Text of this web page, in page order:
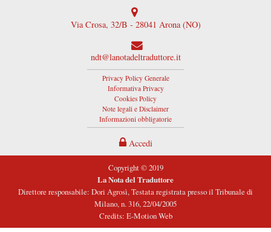
Via Crosa, 32/B - 28041 Arona (NO)
ndt@lanotadeltraduttore.it
Privacy Policy Generale
Informativa Privacy
Cookies Policy
Note legali e Disclaimer
Informazioni obbligatorie
Accedi
Copyright © 2019
La Nota del Traduttore
Direttore responsabile: Dori Agrosì, Testata registrata presso il Tribunale di
Milano, n. 316, 22/04/2005
Credits: E-Motion Web